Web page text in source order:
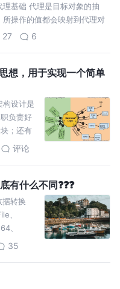
基础 代理是目标对象的抽
操作的值都会映射到代理对
27 6
想，用于实现一个简单
构设计是
负责好
；还有
需求的
评论
什么不同❓❓❓
转换
、
、
35